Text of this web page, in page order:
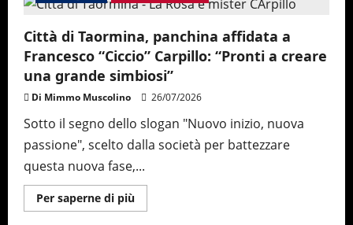
Città di Taormina, panchina affidata a
Francesco “Ciccio” Carpillo: “Pronti a creare
una grande simbiosi”
Di Mimmo Muscolino 26/07/2026
Sotto il segno dello slogan "Nuovo inizio, nuova
passione", scelto dalla società per battezzare
questa nuova fase,...
Per saperne di piùMaggiori
informazioni